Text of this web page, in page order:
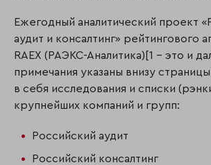
Ежегодный аналитический проект
аудит и консалтинг» рейтингового
RAEX (РАЭКС-Аналитика)[1 - это и
примечания указаны внизу
в себя исследования и списки
крупнейших компаний и групп:
Российский аудит
Российский консалтинг